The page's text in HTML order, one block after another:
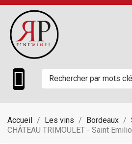

Accueil Les vins Bordeaux
CHÂTEAU TRIMOULET - Saint